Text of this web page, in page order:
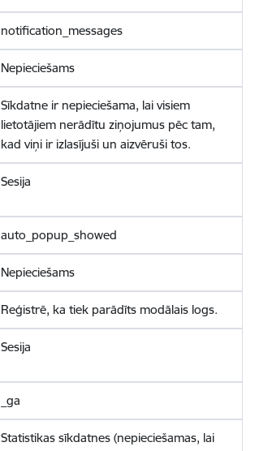
notification_messages
Nepieciešams
Sīkdatne ir nepieciešama, lai visiem
lietotājiem nerādītu ziņojumus pēc tam,
kad viņi ir izlasījuši un aizvēruši tos.
Sesija
auto_popup_showed
Nepieciešams
Reģistrē, ka tiek parādīts modālais logs.
Sesija
_ga
Statistikas sīkdatnes (nepieciešamas, lai